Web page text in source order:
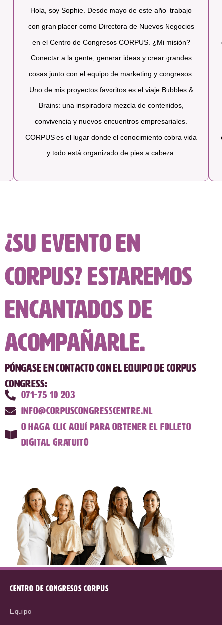
Hola, soy Sophie. Desde mayo de este año, trabajo
con gran placer como Directora de Nuevos Negocios
en el Centro de Congresos CORPUS. ¿Mi misión?
Conectar a la gente, generar ideas y crear grandes
cosas junto con el equipo de marketing y congresos.
Uno de mis proyectos favoritos es el viaje Bubbles &
Brains: una inspiradora mezcla de contenidos,
convivencia y nuevos encuentros empresariales.
CORPUS es el lugar donde el conocimiento cobra vida
y todo está organizado de pies a cabeza.
¿Su evento en
CORPUS? Estaremos
encantados de
acompañarle.
Póngase en contacto con el equipo de CORPUS
Congress:
071-75 10 203
info@corpuscongresscentre.nl
O haga clic aquí para obtener el folleto
digital gratuito
CENTRO DE CONGRESOS CORPUS
Equipo